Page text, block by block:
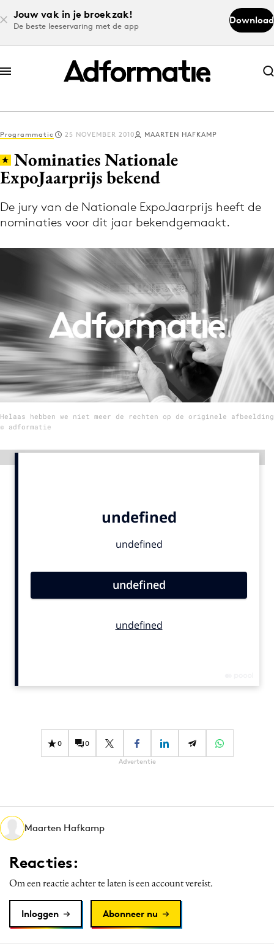
Jouw vak in je broekzak!
De beste leeservaring met de app
Download
Abonneer nu
Abonneer nu
Log in
Volg het laatste nieuws via de Adformatie
Nieuws app
Menu
Home
9 sept: GenAI-training
12 nov: MarketingLive!
Adverteren
Events
Carriere
Design
Diversiteit
Effectiviteit
Martech
Media
Merkstrategie
Purpose Marketing
Reputatie & crisis
Programmatic 25 NOVEMBER 2010 MAARTEN HAFKAMP
Nominaties Nationale
ExpoJaarprijs bekend
De jury van de Nationale ExpoJaarprijs heeft de
nominaties voor dit jaar bekendgemaakt.
Helaas hebben we niet meer de rechten op de originele afbeelding
© adformatie
0 0
Advertentie
Maarten Hafkamp
Reacties:
Om een reactie achter te laten is een account vereist.
Inloggen Abonneer nu